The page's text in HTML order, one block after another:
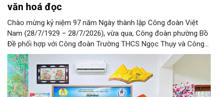
văn hoá đọc
Chào mừng kỷ niệm 97 năm Ngày thành lập Công đoàn Việt
Nam (28/7/1929 – 28/7/2026), vừa qua, Công đoàn phường Bồ
Đề phối hợp với Công đoàn Trường THCS Ngọc Thụy và Công
đoàn Trường Tiểu học Ái Mộ B tổ chức Lễ ra mắt Mô hình
“Không gian văn hóa công đoàn”.